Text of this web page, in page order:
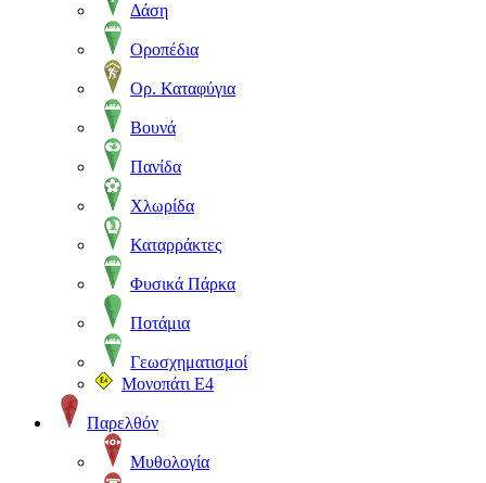
Δάση
Οροπέδια
Ορ. Καταφύγια
Βουνά
Πανίδα
Χλωρίδα
Καταρράκτες
Φυσικά Πάρκα
Ποτάμια
Γεωσχηματισμοί
Μονοπάτι Ε4
Παρελθόν
Μυθολογία